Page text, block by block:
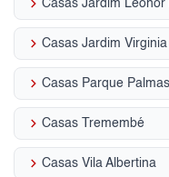
Casas Jardim
keyboard_arrow_right Casas Jardim
keyboard_arrow_right Casas Parque
keyboard_arrow_right Casas Tremembé
keyboard_arrow_right Casas Vila Albertina